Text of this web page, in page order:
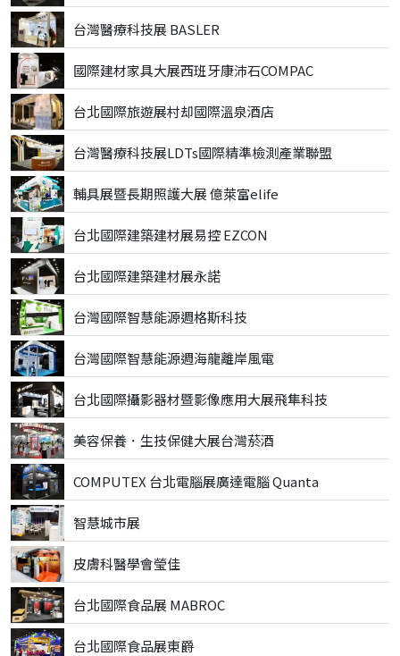
台灣醫療科技展 BASLER
國際建材家具大展西班牙康沛石COMPAC
台北國際旅遊展村却國際溫泉酒店
台灣醫療科技展LDTs國際精準檢測產業聯盟
輔具展暨長期照護大展 億萊富elife
台北國際建築建材展易控 EZCON
台北國際建築建材展永諾
台灣國際智慧能源週格斯科技
台灣國際智慧能源週海龍離岸風電
台北國際攝影器材暨影像應用大展飛隼科技
美容保養．生技保健大展台灣菸酒
COMPUTEX 台北電腦展廣達電腦 Quanta
智慧城市展
皮膚科醫學會瑩佳
台北國際食品展 MABROC
台北國際食品展東爵